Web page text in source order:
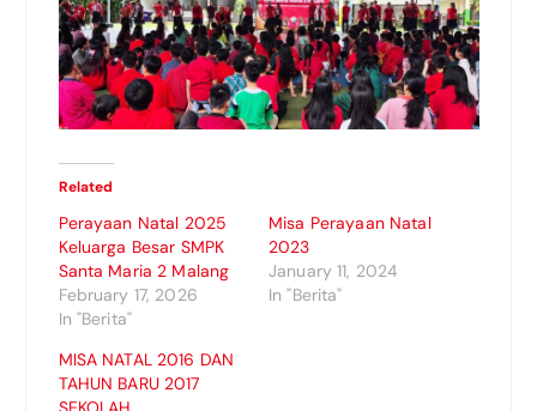
Related
Perayaan Natal 2025
Keluarga Besar SMPK
Santa Maria 2 Malang
February 17, 2026
In "Berita"
Misa Perayaan Natal
2023
January 11, 2024
In "Berita"
MISA NATAL 2016 DAN
TAHUN BARU 2017